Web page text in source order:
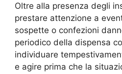
Oltre alla presenza degli
prestare attenzione a
sospette o confezioni
periodico della dispensa
individuare
e agire prima che la